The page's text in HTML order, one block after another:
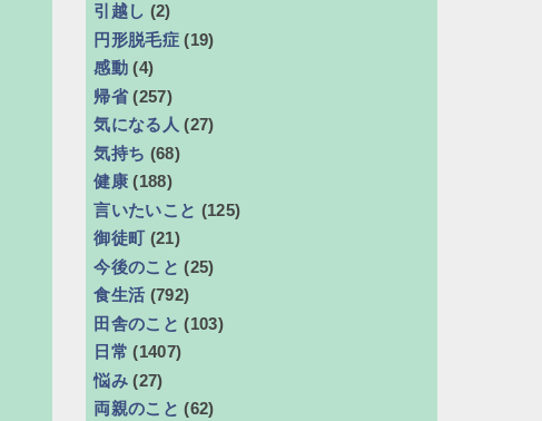
引越し (2)
円形脱毛症 (19)
感動 (4)
帰省 (257)
気になる人 (27)
気持ち (68)
健康 (188)
言いたいこと (125)
御徒町 (21)
今後のこと (25)
食生活 (792)
田舎のこと (103)
日常 (1407)
悩み (27)
両親のこと (62)